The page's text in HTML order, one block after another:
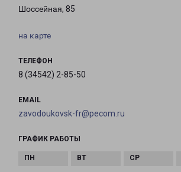
Шоссейная, 85
на карте
ТЕЛЕФОН
8 (34542) 2-85-50
EMAIL
zavodoukovsk-fr@pecom.ru
ГРАФИК РАБОТЫ